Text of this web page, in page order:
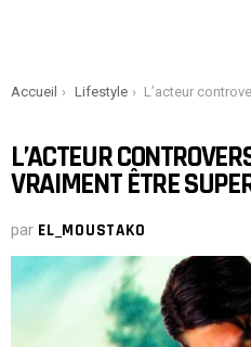
You are here:
Accueil Lifestyle L’acteur controversé qui voulait vraiment être
L’ACTEUR
VRAIMENT ÊTRE
par EL_MOUSTAKO